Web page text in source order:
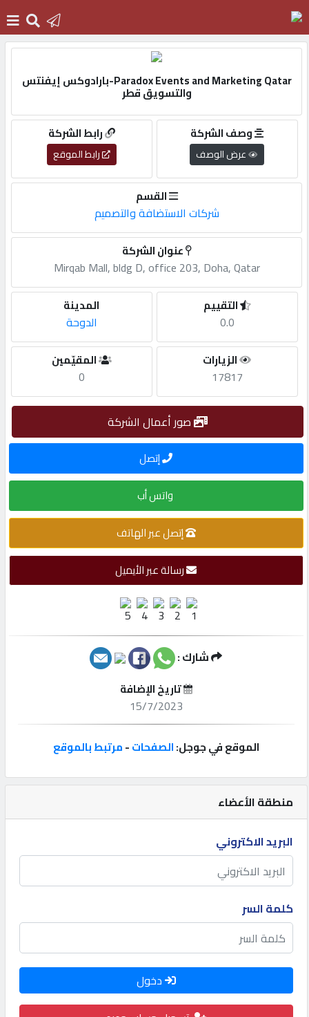
الرئيسية
دخول
التسجيل
اعلانك
مطلوب
اشتراك
الاحصائيات
مميزة
المنتدى
كيو
مزاد
كيو
نمبر
كيو
كارز
كيو
منطقة الأعضاء
البريد الاكتروني
كلمة السر
دخول
Paradox Events and Marketing Qatar-بارادوكس إيفنتس
والتسويق قطر
رابط الشركة
رابط الموقع
وصف الشركة
عرض الوصف
القسم
شركات الاستضافة والتصميم
عنوان الشركة
Mirqab Mall, bldg D, office 203, Doha, Qatar
المدينة
الدوحة
التقييم
0.0
المقيّمين
0
الزيارات
17817
صور أعمال الشركة
إتصل
واتس أب
إتصل عبر الهاتف
رسالة عبر الأيميل
شارك :
تاريخ الإضافة
15/7/2023
الموقع في جوجل:الصفحات-مرتبط بالموقع